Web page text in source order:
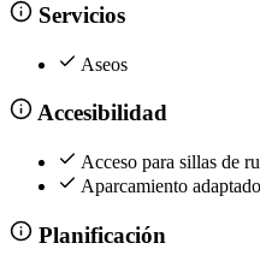
Servicios
Aseos
Accesibilidad
Acceso para sillas de
Aparcamiento
Planificación